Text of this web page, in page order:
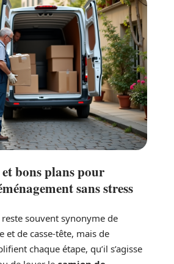
bons plans pour
sans stress
reste souvent synonyme de
et de casse-tête, mais de
chaque étape, qu’il s’agisse